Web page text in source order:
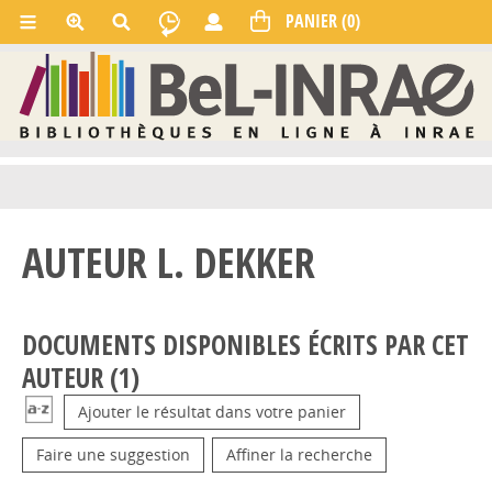
AUTEUR L. DEKKER
DOCUMENTS DISPONIBLES ÉCRITS PAR CET
AUTEUR (1)
Ajouter le résultat dans votre panier
Faire une suggestion Affiner la recherche